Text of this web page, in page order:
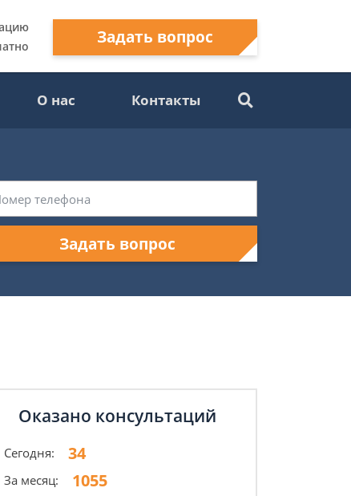
Задать вопрос
О нас Контакты
Задать вопрос
Оказано консультаций
Сегодня: 34
За месяц: 1055